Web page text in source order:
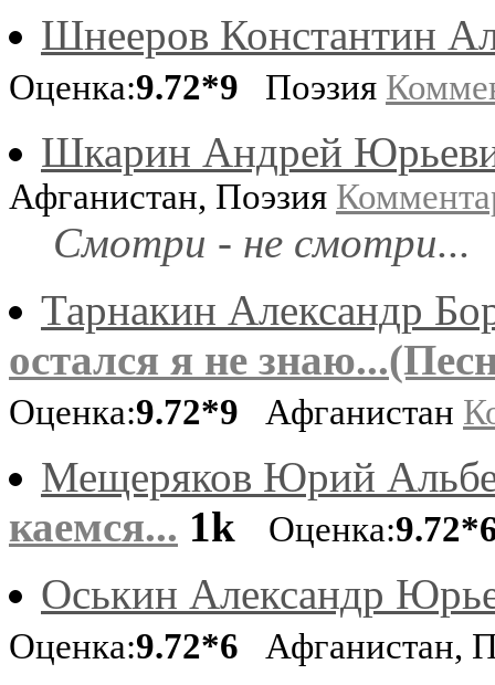
Шнееров Константин
Оценка:9.72*9 Поэзия
Шкарин Андрей
Афганистан, Поэзия
Смотри - не смотри...
Тарнакин Александр
остался я не
Оценка:9.72*9 Афганистан
Мещеряков Юрий
каемся... 1k Оценка:
Оськин Александр
Оценка:9.72*6 Афганистан,